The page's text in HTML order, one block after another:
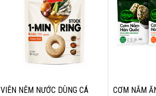
VIÊN NÊM NƯỚC DÙNG CÁ
CƠM NẮM